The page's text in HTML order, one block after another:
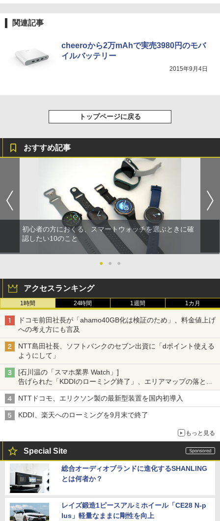
関連記事
cheeroから2万mAhで実売3980円のモバ
イルバッテリー
2015年9月4日
トップページに戻る
おすすめ記事
初心者の方におくる、スマートウォッチを選ぶときに確
認したい10のこと
● ● ●
アクセスランキング
1時間 24時間 1週間 1カ月
ドコモ前田社長が「ahamo40GB化は検証のため」、料金値上げ
への考え方にも言及
NTT島田社長、ソフトバンクのセブン出資に「dポイント使える
ようにして」
[石川温の「スマホ業界 Watch」]
告げられた「KDDIのローミング終了」、エリアマップの落とし
穴と楽天モバイルの課題
NTTドコモ、エリクソン製の最新型装置を国内初導入
KDDI、楽天へのローミングを9月末で終了
もっと見る
Special Site
総合オーディオブランドに進化するSHANLING
とは何者か？
レイズ鍛造1ピースアルミホイール「CE28 N-p
lus」軽量なままに剛性を向上